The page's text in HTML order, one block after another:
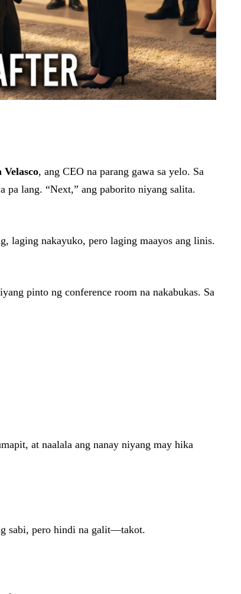
Velasco, ang CEO na parang gawa sa yelo. Sa
lang. “Next,” ang paborito niyang salita.
laging nakayuko, pero laging maayos ang linis.
pinto ng conference room na nakabukas. Sa
at naalala ang nanay niyang may hika
sabi, pero hindi na galit—takot.